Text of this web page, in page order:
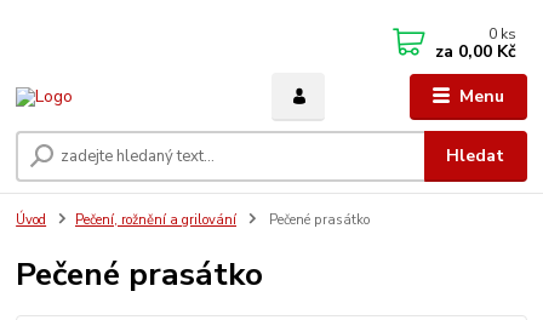
Menu
Hledat
0 ks
za 0,00 Kč
Úvod Pečení, rožnění a grilování Pečené prasátko
Pečené prasátko